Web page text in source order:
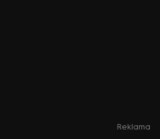
Reklama